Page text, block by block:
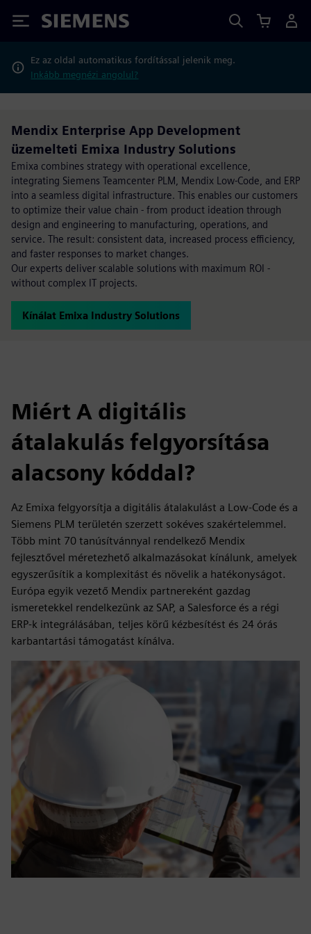
Siemens
Ez az oldal automatikus fordítással jelenik meg.
Inkább megnézi angolul?
Mendix Enterprise App Development
üzemelteti Emixa Industry Solutions
Emixa combines strategy with operational excellence,
integrating Siemens Teamcenter PLM, Mendix Low-Code, and ERP
into a seamless digital infrastructure. This enables our customers
to optimize their value chain - from product ideation through
design and engineering to manufacturing, operations, and
service. The result: consistent data, increased process efficiency,
and faster responses to market changes.
Our experts deliver scalable solutions with maximum ROI -
without complex IT projects.
Kínálat Emixa Industry Solutions
Miért A digitális
átalakulás felgyorsítása
alacsony kóddal?
Az Emixa felgyorsítja a digitális átalakulást a Low-Code és a
Siemens PLM területén szerzett sokéves szakértelemmel.
Több mint 70 tanúsítvánnyal rendelkező Mendix
fejlesztővel méretezhető alkalmazásokat kínálunk, amelyek
egyszerűsítik a komplexitást és növelik a hatékonyságot.
Európa egyik vezető Mendix partnereként gazdag
ismeretekkel rendelkezünk az SAP, a Salesforce és a régi
ERP-k integrálásában, teljes körű kézbesítést és 24 órás
karbantartási támogatást kínálva.